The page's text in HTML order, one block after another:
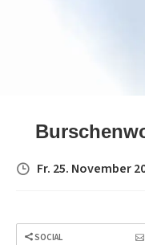
Fr. 25. November
SOCIAL